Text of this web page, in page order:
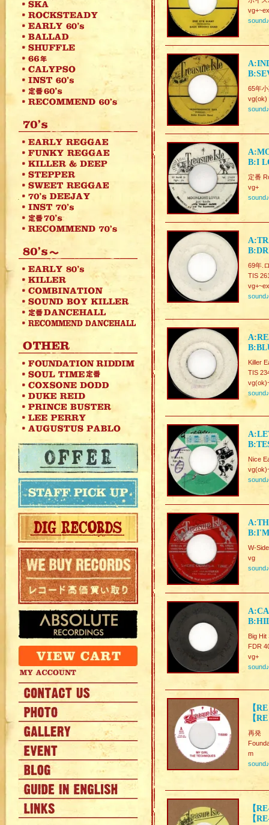
sound♪
65年
vg(ok)
sound♪
B:I
定番
vg+
sound♪
69年.
TIS
sound♪
Killer
TIS
sound♪
Nice
sound♪
W-
vg
sound♪
Big Hit
FDR
vg+
sound♪
【
【
再発
m
sound♪
【
【